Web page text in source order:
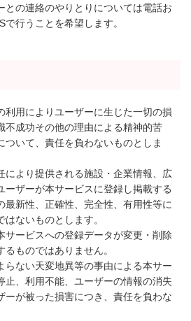
との連絡のやりとりについては電話お
で行うことを希望します。
利用によりユーザーに生じた一切の損
不成功その他の理由による精神的苦
ついて、責任を負わないものとしま
により提供される施設・企業情報、広
ーザーが本サービスに登録し掲載する
最新性、正確性、完全性、有用性等に
ないものとします。
サービスへの登録データが変更・削除
ものではありません。
らない天変地異等の事由による本サー
止、利用不能、ユーザーの情報の消失
ーが被った損害につき、責任を負わな